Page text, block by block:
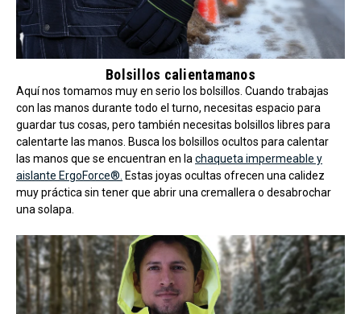
Bolsillos calientamanos
Aquí nos tomamos muy en serio los bolsillos. Cuando trabajas
con las manos durante todo el turno, necesitas espacio para
guardar tus cosas, pero también necesitas bolsillos libres para
calentarte las manos. Busca los bolsillos ocultos para calentar
las manos que se encuentran en la chaqueta impermeable y
aislante ErgoForce®. Estas joyas ocultas ofrecen una calidez
muy práctica sin tener que abrir una cremallera o desabrochar
una solapa.